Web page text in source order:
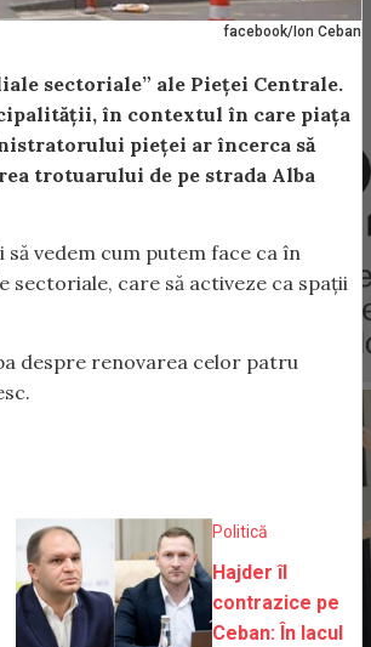
facebook/Ion Ceban
sectoriale” ale Pieței Centrale.
în contextul în care piața
pieței ar încerca să
trotuarului de pe strada Alba
vedem cum putem face ca în
sectoriale, care să activeze ca spații
despre renovarea celor patru
Politică
Hajder îl
contrazice pe
Ceban: În lacul